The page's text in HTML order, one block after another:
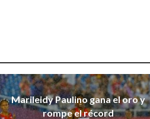
Marileidy Paulino gana el oro y
rompe el récord